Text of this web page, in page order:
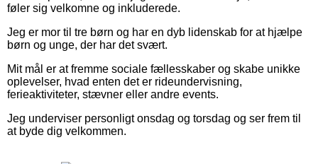
føler sig velkomne og inkluderede.
Jeg er mor til tre børn og har en dyb lidenskab for at hjælpe
børn og unge, der har det svært.
Mit mål er at fremme sociale fællesskaber og skabe unikke
oplevelser, hvad enten det er rideundervisning,
ferieaktiviteter, stævner eller andre events.
Jeg underviser personligt onsdag og torsdag og ser frem til
at byde dig velkommen.